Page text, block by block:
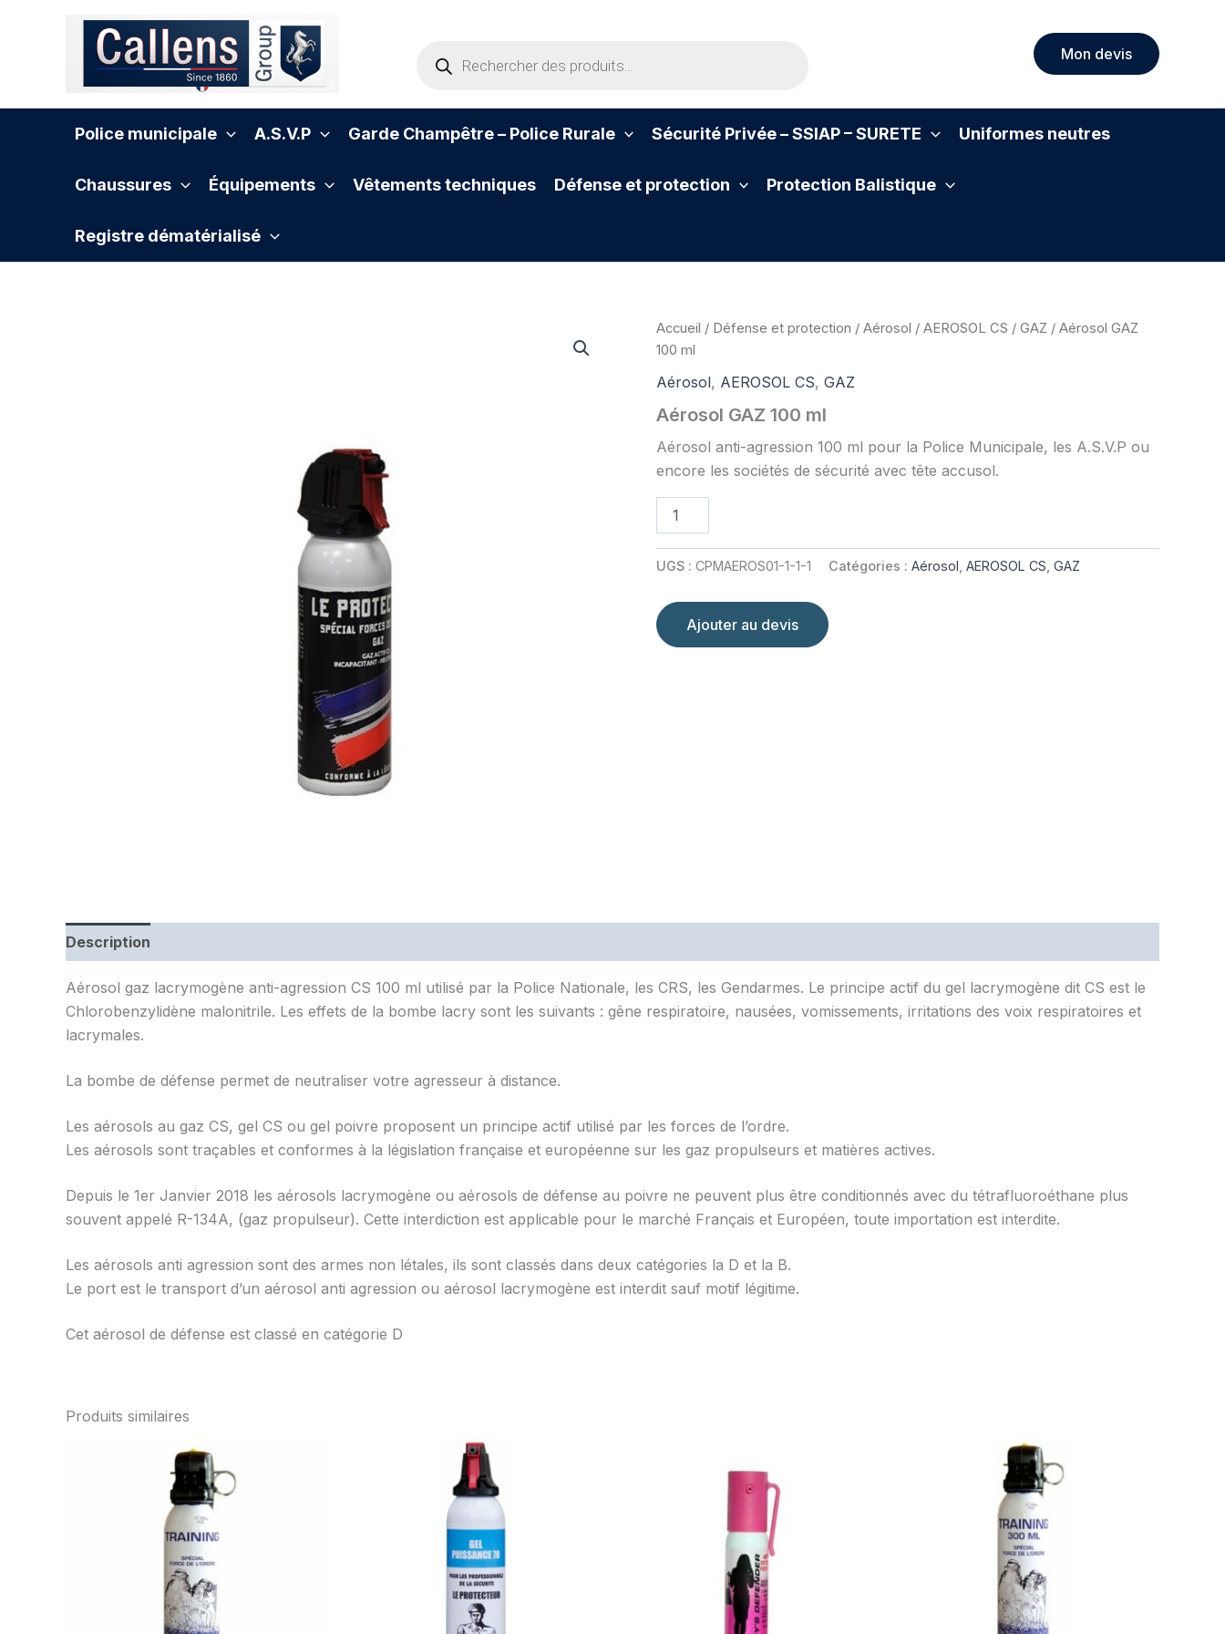
Mon devis
Police municipale A.S.V.P Garde Champêtre – Police Rurale Sécurité Privée – SSIAP – SURETE Uniformes neutres
Chaussures Équipements Vêtements techniques Défense et protection Protection Balistique
Registre dématérialisé
Accueil / Défense et protection / Aérosol / AEROSOL CS / GAZ / Aérosol GAZ
100 ml
Aérosol, AEROSOL CS, GAZ
Aérosol GAZ 100 ml
Aérosol anti-agression 100 ml pour la Police Municipale, les A.S.V.P ou
encore les sociétés de sécurité avec tête accusol.
GAZ
UGS : CPMAEROS01-1-1-1 Catégories : Aérosol AEROSOL CS GAZ
Ajouter au devis
Description
Aérosol gaz lacrymogène anti-agression CS 100 ml utilisé par la Police Nationale, les CRS, les Gendarmes. Le principe actif du gel lacrymogène dit CS est le
Chlorobenzylidène malonitrile. Les effets de la bombe lacry sont les suivants : gêne respiratoire, nausées, vomissements, irritations des voix respiratoires et
lacrymales.
La bombe de défense permet de neutraliser votre agresseur à distance.
Les aérosols au gaz CS, gel CS ou gel poivre proposent un principe actif utilisé par les forces de l’ordre.
Les aérosols sont traçables et conformes à la législation française et européenne sur les gaz propulseurs et matières actives.
Depuis le 1er Janvier 2018 les aérosols lacrymogène ou aérosols de défense au poivre ne peuvent plus être conditionnés avec du tétrafluoroéthane plus
souvent appelé R-134A, (gaz propulseur). Cette interdiction est applicable pour le marché Français et Européen, toute importation est interdite.
Les aérosols anti agression sont des armes non létales, ils sont classés dans deux catégories la D et la B.
Le port est le transport d’un aérosol anti agression ou aérosol lacrymogène est interdit sauf motif légitime.
Cet aérosol de défense est classé en catégorie D
Produits similaires